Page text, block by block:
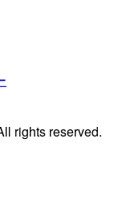
rights reserved.